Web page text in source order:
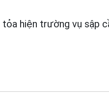
hiện trường vụ sập